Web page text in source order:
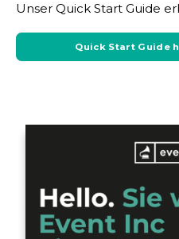
Unser Quick Start Guide
Quick Start Guide